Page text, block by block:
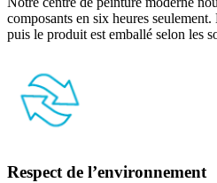
composants en six heures
puis le produit est emballé selon les
Respect de l’environnement